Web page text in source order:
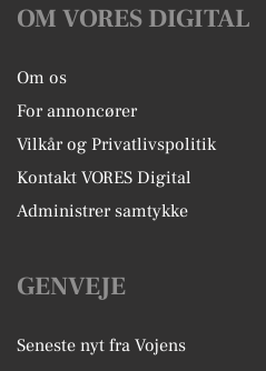
OM VORES DIGITAL
Om os
For annoncører
Vilkår og Privatlivspolitik
Kontakt VORES Digital
Administrer samtykke
GENVEJE
Seneste nyt fra Vojens